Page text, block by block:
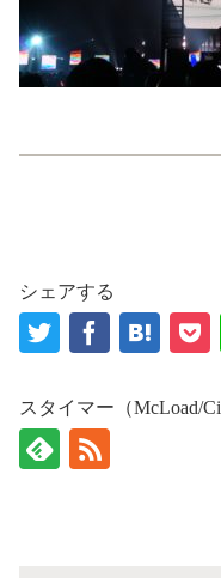
シェアする
スタイマー（McLoad/